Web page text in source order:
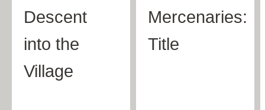
Descent
into the
Village
Mercenaries:
Title